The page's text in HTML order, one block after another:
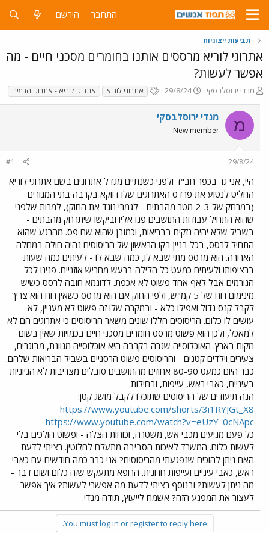
התחבר הירשם
תביעות ייצוגיות
אתרוגי לוריא מרססים אותנו בחומרים מסכני חיים - מה
אפשר לעשות?
פ
ח
ה
ו
ש
א
מנדי ירוסלבסקי
פ
ס
ם
ת
ר
י
ך
29/8/24
T
a
אתרוגי לוריא אתרוגי לוריא - אתרוגי הדמים
מ מנדי ירוסלבסקי
New member
29/8/24
#1
היי, אני גר בכפר חב"ד ולפני כשנתיים מגדל אתרוגים בשם אתרוגי לוריא
החליט לנטוע את פרדס האתרוגים שלו דווקא בקרבה בתי המגורים
(במרחק של 2-3 מטר מהבתים - לגמרי נוגד את החוק), למרות שלפני
שהוא התחיל עבודות התושבים פנו אליו וביקשו שיתרחק מהבתים -
בשביל שלא יהיה נזקים בבריאות, וכמובן שהוא שם פס. מהרגע שהוא
התחיל לרסס, בכל בניין בקו הראשון של הריסוסים נהיה חולה במחלה
הארורה. הוא מרסס מתי שבא לו, כמה שבא לו - לעיתים כמה שעות
ברציפות! ולעיתים כמעט כל הלילה ברעש מחריש אוזניים. פנינו לכל
הגורמים אבל לאף אחד פשוט לא אכפת. לדוגמא חובה לרסס כשיש
מינימום רוח של 5 קמ"ש, ולפי החוק אם הוא מרסס כשאין רוח הוא צריך
לקבל קנס גדול ואפילו כלא - ובמקרה שלו זה פשוט לא מעניין, לא
עושים לו כלום. הריסוסים הללו שונים משאר הריסוסים כי אתרוגים הם לא
למאכל, ולכן הוא פשוט מרסס חומרים מסכני חיים בכמויות שאין בשום
מקום בארץ. האוכלוסייה שגרה בקרבה היא אוכלוסייה מגוונת, מבוגרים,
צעירים וילדים קטנים - והריסוסים פשוט הרסניים בשביל הבריאות שלהם.
כבר היום כמעט 80-90 אחוזים מהתושבים סובלים מצריבות לא הגיוניות
בעיניים, כאבי ראש, עייפות, ובחילות.
הנה תיעודים של הריסוסים שתוכלו לקבל מושג קטן:
https://www.youtube.com/shorts/3i1RYJGt_X8
https://www.youtube.com/watch?v=eUzY_0cNApc
כל פעם מגיעים מכבי אש, משטרה, וכוחות הצלה - ופשוט הולכים בלי
לעשות כלום. המשרד לאיכות הסביבה מתעלם לחלוטין. רציתי לדעת
האם ניתן להוכיח שנפגעתי מהריסוסים? אני כבר כמה חודשים עם כאבי
ראש, כאבי עיניים ועייפות חרונית. הרופא מתעקש שזה כלום ושום דבר -
מה ניתן לעשות? ובנוסף רציתי לדעת מה אפשרי לעשות? איך אפשר
לעצור את המפגע הזה? אשמח לייעוץ, תודה מנדי.
You must log in or register to reply here.